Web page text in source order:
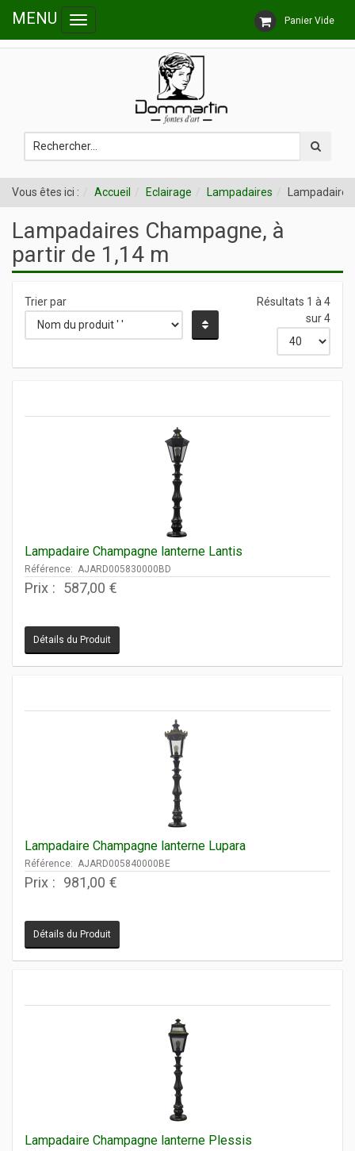
MENU
Toggle
navigation
Panier Vide
Vous êtes ici : Accueil Eclairage Lampadaires
Lampadaires Champagne, à
partir de 1,14 m
Trier par
Résultats 1 à 4
sur 4
Lampadaire Champagne lanterne Lantis
Référence: AJARD005830000BD
Prix : 587,00 €
Détails du Produit
Lampadaire Champagne lanterne Lupara
Référence: AJARD005840000BE
Prix : 981,00 €
Détails du Produit
Lampadaire Champagne lanterne Plessis